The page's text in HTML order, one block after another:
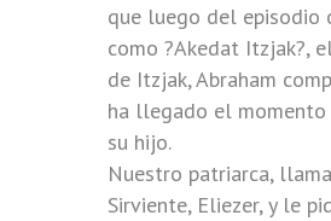
que luego del episodio
como ?Akedat Itzjak?,
de Itzjak, Abraham
ha llegado el momento
su hijo.
Nuestro patriarca,
Sirviente, Eliezer, y le